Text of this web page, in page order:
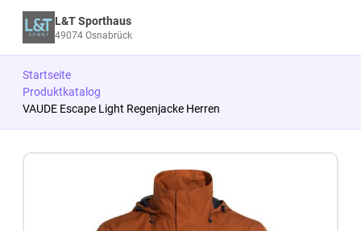
L&T Sporthaus
49074 Osnabrück
Startseite
Produktkatalog
VAUDE Escape Light Regenjacke Herren